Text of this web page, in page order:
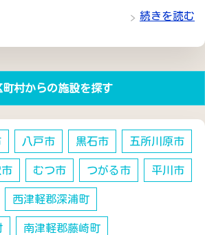
続きを読む
村からの施設を探す
八戸市 黒石市 五所川原市
市 むつ市 つがる市 平川市
西津軽郡深浦町
南津軽郡藤崎町